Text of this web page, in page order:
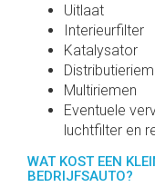
Uitlaat
Interieurfilter
Katalysator
Distributieriem
Multiriemen
Eventuele
luchtfilter en
WAT KOST EEN
BEDRIJFSAUTO?